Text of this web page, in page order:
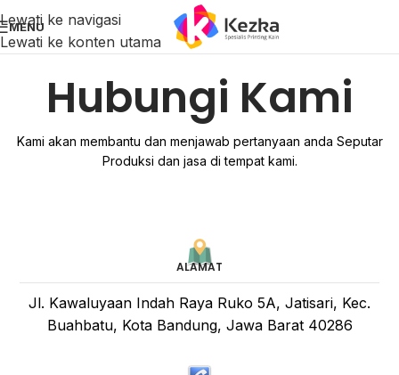
Lewati ke navigasi
Lewati ke konten utama
MENU
Hubungi Kami
Kami akan membantu dan menjawab pertanyaan anda Seputar
Produksi dan jasa di tempat kami.
ALAMAT
Jl. Kawaluyaan Indah Raya Ruko 5A, Jatisari, Kec.
Buahbatu, Kota Bandung, Jawa Barat 40286